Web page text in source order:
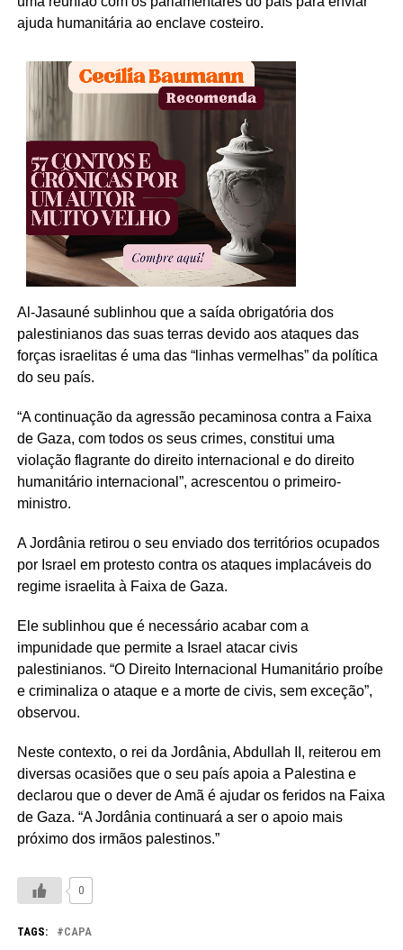
ajuda humanitária ao enclave costeiro.
Al-Jasauné sublinhou que a saída obrigatória dos
palestinianos das suas terras devido aos ataques das
forças israelitas é uma das “linhas vermelhas” da política
do seu país.
“A continuação da agressão pecaminosa contra a Faixa
de Gaza, com todos os seus crimes, constitui uma
violação flagrante do direito internacional e do direito
humanitário internacional”, acrescentou o primeiro-
ministro.
A Jordânia retirou o seu enviado dos territórios ocupados
por Israel em protesto contra os ataques implacáveis ​​do
regime israelita à Faixa de Gaza.
Ele sublinhou que é necessário acabar com a
impunidade que permite a Israel atacar civis
palestinianos. “O Direito Internacional Humanitário proíbe
e criminaliza o ataque e a morte de civis, sem exceção”,
observou.
Neste contexto, o rei da Jordânia, Abdullah II, reiterou em
diversas ocasiões que o seu país apoia a Palestina e
declarou que o dever de Amã é ajudar os feridos na Faixa
de Gaza. “A Jordânia continuará a ser o apoio mais
próximo dos irmãos palestinos.”
0
TAGS: CAPA